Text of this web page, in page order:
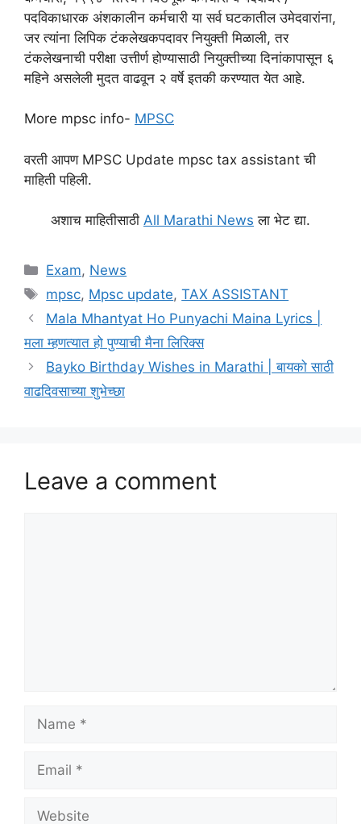
पदविकाधारक अंशकालीन कर्मचारी या सर्व घटकातील उमेदवारांना,
जर त्यांना लिपिक टंकलेखकपदावर नियुक्ती मिळाली, तर
टंकलेखनाची परीक्षा उत्तीर्ण होण्यासाठी नियुक्तीच्या दिनांकापासून ६
महिने असलेली मुदत वाढवून २ वर्षे इतकी करण्यात येत आहे.
More mpsc info- MPSC
वरती आपण MPSC Update mpsc tax assistant ची
माहिती पहिली.
अशाच माहितीसाठी All Marathi News ला भेट द्या.
Categories
Exam, News
Tags
mpsc, Mpsc update,TAX ASSISTANT
Mala Mhantyat Ho Punyachi Maina Lyrics |
मला म्हणत्यात हो पुण्याची मैना लिरिक्स
Bayko Birthday Wishes in Marathi | बायको साठी
वाढदिवसाच्या शुभेच्छा
Leave a comment
Name
Email
Website